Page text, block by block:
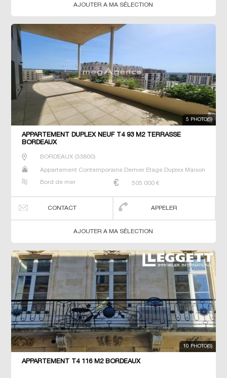
AJOUTER A MA SÉLECTION
5 PHOTO(S)
APPARTEMENT DUPLEX NEUF T4 93 M2 TERRASSE
BORDEAUX
BORDEAUX(33800)
Appartement Contemporaine Dernier Etage Duplex Maison
Bord de mer
505 000 €
CONTACT APPELER
AJOUTER A MA SÉLECTION
10 PHOTO(S)
APPARTEMENT T4 116 M2 BORDEAUX